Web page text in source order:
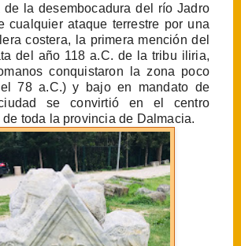
de la desembocadura del río Jadro
cualquier ataque terrestre por una
costera, la primera mención del
del año 118 a.C. de la tribu iliria,
conquistaron la zona poco
78 a.C.) y bajo en mandato de
se convirtió en el centro
toda la provincia de Dalmacia.